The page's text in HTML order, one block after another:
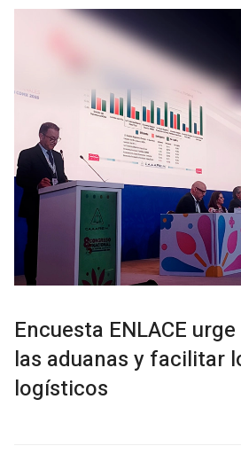
Encuesta ENLACE
las aduanas y facilitar
logísticos